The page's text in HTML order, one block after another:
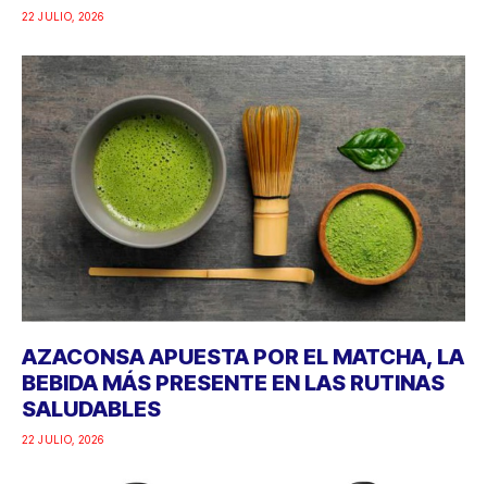
22 JULIO, 2026
AZACONSA APUESTA POR EL MATCHA, LA
BEBIDA MÁS PRESENTE EN LAS RUTINAS
SALUDABLES
22 JULIO, 2026